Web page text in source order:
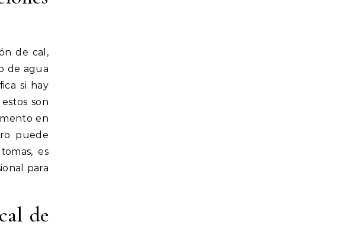
de cal,
de agua
si hay
son
en
puede
es
para
de